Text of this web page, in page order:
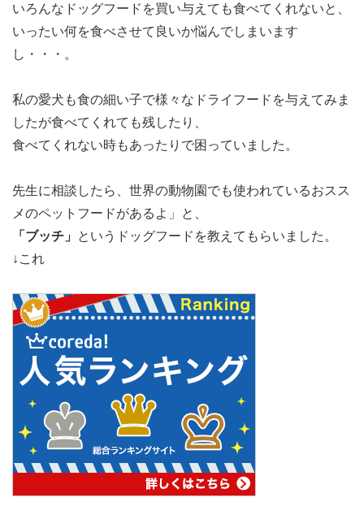
いろんなドッグフードを買い与えても食べてくれないと、
いったい何を食べさせて良いか悩んでしまいます
し・・・。
私の愛犬も食の細い子で様々なドライフードを与えてみま
したが食べてくれても残したり、
食べてくれない時もあったりで困っていました。
先生に相談したら、世界の動物園でも使われているおスス
メのペットフードがあるよ」と、
「ブッチ」
というドッグフードを教えてもらいました。
↓これ